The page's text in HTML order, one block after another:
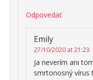
Odpovedať
Emily
27/10/2020 at 21:23
Ja neverím ani
smrtonosný